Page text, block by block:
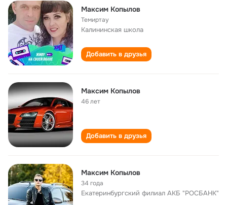
Максим Копылов
Темиртау
Калининская школа
Добавить в друзья
Максим Копылов
46 лет
Добавить в друзья
Максим Копылов
34 года
Екатеринбургский филиал АКБ "РОСБАНК"